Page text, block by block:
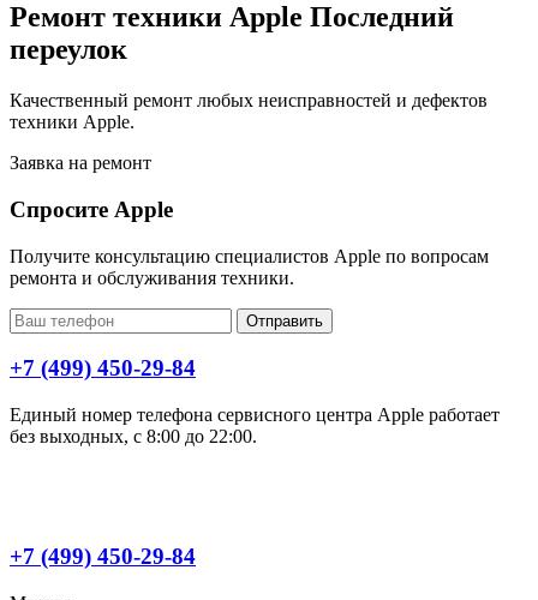
Ремонт техники Apple Последний
переулок
Качественный ремонт любых неисправностей и дефектов
техники Apple.
Заявка на ремонт
Спросите Apple
Получите консультацию специалистов Apple по вопросам
ремонта и обслуживания техники.
Отправить
+7 (499) 450-29-84
Единый номер телефона сервисного центра Apple работает
без выходных, с 8:00 до 22:00.
+7 (499) 450-29-84